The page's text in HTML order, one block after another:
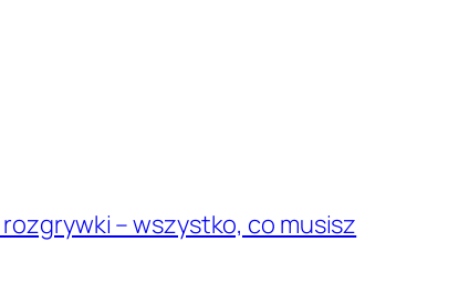
– wszystko, co musisz